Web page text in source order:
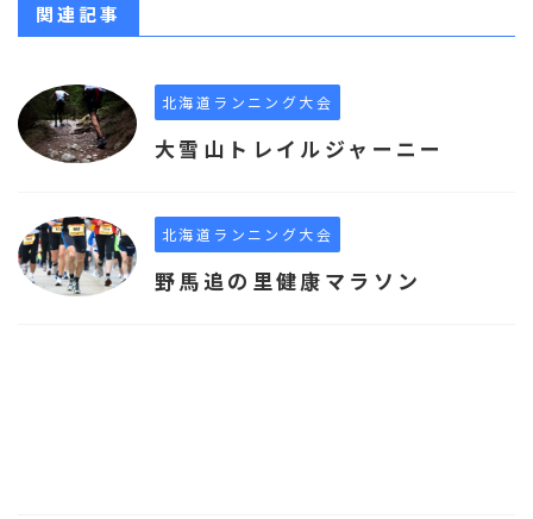
関連記事
北海道ランニング大会
大雪山トレイルジャーニー
北海道ランニング大会
野馬追の里健康マラソン